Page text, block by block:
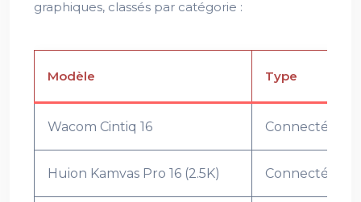
graphiques, classés par catégorie :
Modèle Type
Wacom Cintiq 16 Connectée à
Huion Kamvas Pro 16 (2.5K) Connectée à